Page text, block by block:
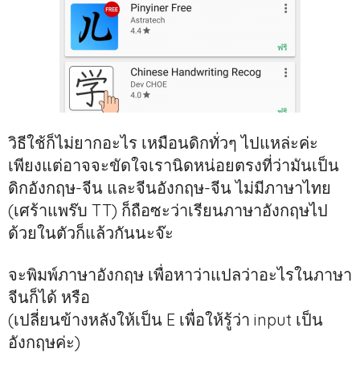
วิธีใช้ก็ไม่ยากอะไร เหมือนดิกทั่วๆ ไปแหล่ะค่ะ
เพียงแต่อาจจะขัดใจเรานิดหน่อยตรงที่ว่ามันเป็น
ดิกอังกฤษ-จีน และจีนอังกฤษ-จีน ไม่มีภาษาไทย
(เศร้าแพร๊บ TT) ก็ถือซะว่าเรียนภาษาอังกฤษไป
ด้วยในตัวก็แล้วกันนะจ๊ะ
จะพิมพ์ภาษาอังกฤษ เพื่อหาว่าแปลว่าอะไรในภาษา
จีนก็ได้ หรือ
(เปลี่ยนข้างหลังให้เป็น E เพื่อให้รู้ว่า input เป็น
อังกฤษค่ะ)